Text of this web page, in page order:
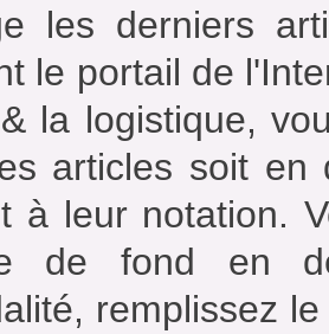
les derniers
le portail de
la logistique,
articles soit en
à leur notation.
de fond en
remplissez